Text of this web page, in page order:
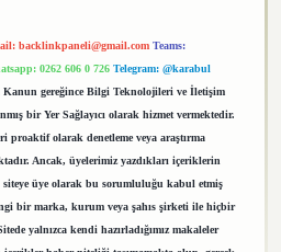
backlinkpaneli@gmail.com Teams:
0262 606 0 726 Telegram: @karabul
Kanun gereğince Bilgi Teknolojileri ve İletişim
bir Yer Sağlayıcı olarak hizmet vermektedir.
proaktif olarak denetleme veya araştırma
Ancak, üyelerimiz yazdıkları içeriklerin
üye olarak bu sorumluluğu kabul etmiş
bir marka, kurum veya şahıs şirketi ile hiçbir
yalnızca kendi hazırladığımız makaleler